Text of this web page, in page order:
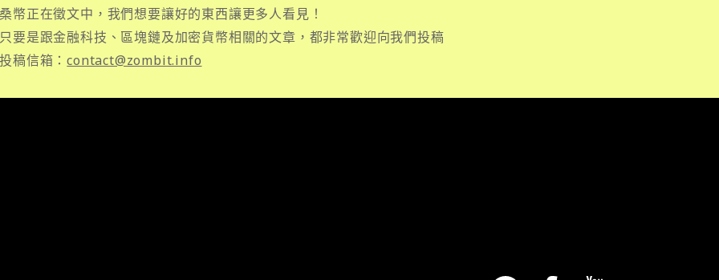
桑幣正在徵文中，我們想要讓好的東西讓更多人看見！
只要是跟金融科技、區塊鏈及加密貨幣相關的文章，都非常歡迎向我們投稿
投稿信箱：contact@zombit.info